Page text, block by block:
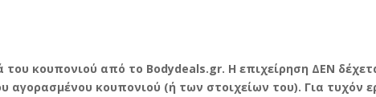
κουπονιού από το Bodydeals.gr. Η επιχείρηση ΔΕΝ
κουπονιού (ή των στοιχείων του). Για τυχόν